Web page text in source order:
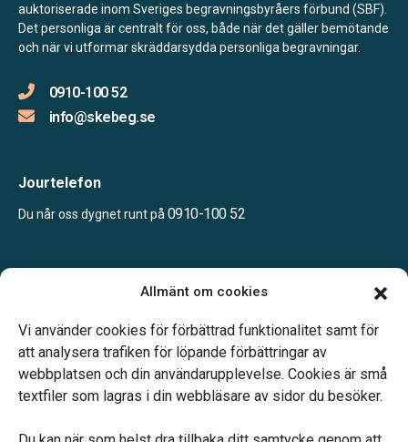
Allmänt om cookies
Vi använder cookies för förbättrad funktionalitet samt för
att analysera trafiken för löpande förbättringar av
webbplatsen och din användarupplevelse. Cookies är små
textfiler som lagras i din webbläsare av sidor du besöker.
auktoriserade inom Sveriges begravningsbyråers förbund (SBF).
Det personliga är centralt för oss, både när det gäller bemötande
och när vi utformar skräddarsydda personliga begravningar.
0910-100 52
info@skebeg.se
Jourtelefon
Du når oss dygnet runt på 0910-100 52
Lunchstängt 12.00 – 12.45